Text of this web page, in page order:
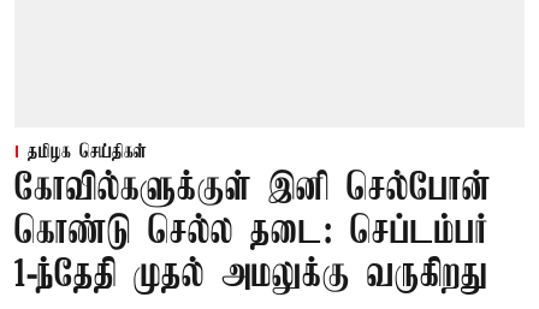
தமிழக செய்திகள்
கோவில்களுக்குள் இனி செல்போன்
கொண்டு செல்ல தடை: செப்டம்பர்
1-ந்தேதி முதல் அமலுக்கு வருகிறது